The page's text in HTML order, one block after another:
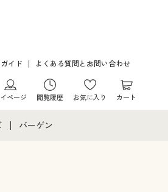
イド よくある質問とお問い合わせ
ページ 閲覧履歴 お気に入り カート
バーゲン